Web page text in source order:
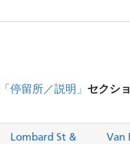
「停留所／説明」 セクシ
Lombard St &
Van